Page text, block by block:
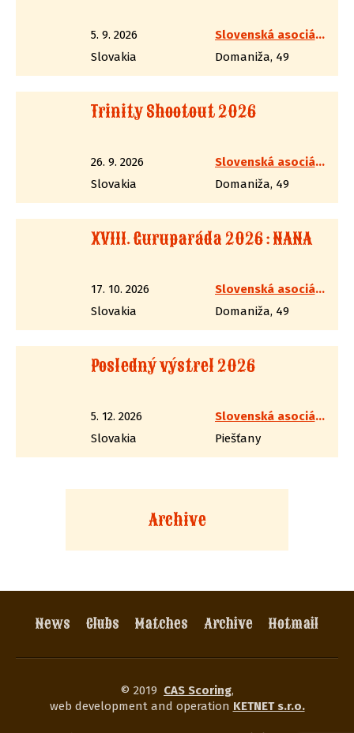
5. 9. 2026
Slovenská asociácia westernovej streľby
Slovakia
Domaniža, 49
Trinity Shootout 2026
26. 9. 2026
Slovenská asociácia westernovej streľby
Slovakia
Domaniža, 49
XVIII. Guruparáda 2026 : NANA
17. 10. 2026
Slovenská asociácia westernovej streľby
Slovakia
Domaniža, 49
Posledný výstrel 2026
5. 12. 2026
Slovenská asociácia westernovej streľby
Slovakia
Piešťany
Archive
News Clubs Matches Archive Hotmail
© 2019 CAS Scoring,
web development and operation KETNET s.r.o.